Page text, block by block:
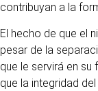
contribuyan a la
El hecho de que el
pesar de la
que le servirá en
que la integridad